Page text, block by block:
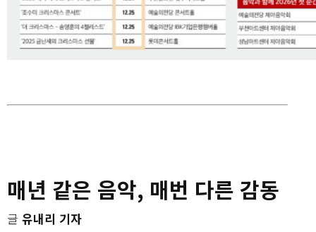
매년 같은 음악, 매번 다른 감동
글 유내리 기자